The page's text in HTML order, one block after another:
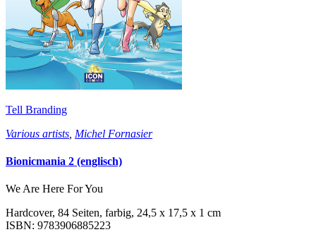
Tell Branding
Various artists Michel Fornasier
Bionicmania 2 (englisch)
We Are Here For You
Hardcover, 84 Seiten, farbig, 24,5 x 17,5 x 1 cm
ISBN: 9783906885223